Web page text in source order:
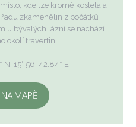
kde lze kromě kostela a
zkamenělin z počátků
u bývalých lázní se nachází
okolí travertin.
N, 15° 56′ 42.84″ E
MAPĚ